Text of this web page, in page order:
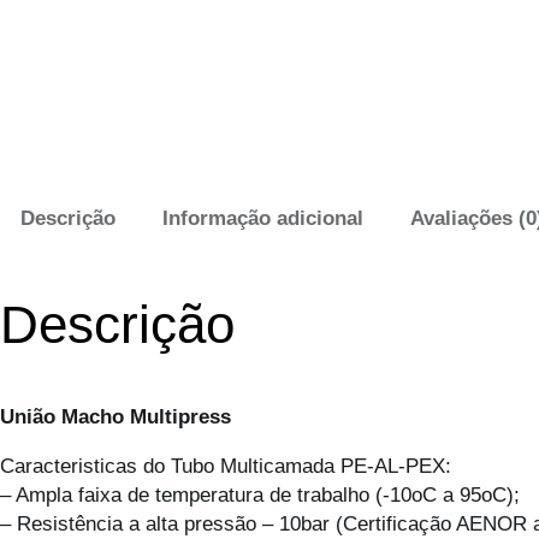
Descrição Informação adicional Avaliações
Descrição
União Macho Multipress
Caracteristicas do Tubo Multicamada PE-AL-PEX:
– Ampla faixa de temperatura de trabalho (-10oC a 95oC);
– Resistência a alta pressão – 10bar (Certificação AENOR